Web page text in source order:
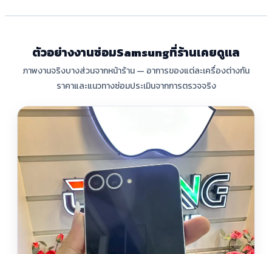
ตัวอย่างงานซ่อมSamsungที่ร้านเคยดูแล
ภาพงานจริงบางส่วนจากหน้าร้าน — อาการของแต่ละเครื่องต่างกัน
ราคาและแนวทางซ่อมประเมินจากการตรวจจริง